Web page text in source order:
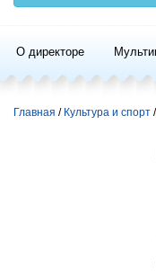
О директоре
Главная Культура и спорт